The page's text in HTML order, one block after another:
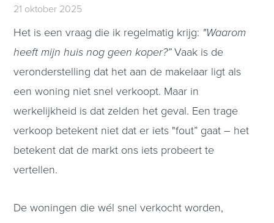
21 oktober 2025
Het is een vraag die ik regelmatig krijg: "Waarom
heeft mijn huis nog geen koper?”Vaak is de
veronderstelling dat het aan de makelaar ligt als
een woning niet snel verkoopt. Maar in
werkelijkheid is dat zelden het geval. Een trage
verkoop betekent niet dat er iets "fout” gaat – het
betekent dat de markt ons iets probeert te
vertellen.
De woningen die wél snel verkocht worden,